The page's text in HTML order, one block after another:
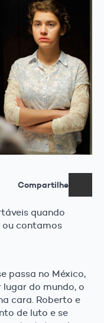
Compartilhe
quando
contamos
passa no México,
do mundo, o
cara. Roberto e
de luto e se